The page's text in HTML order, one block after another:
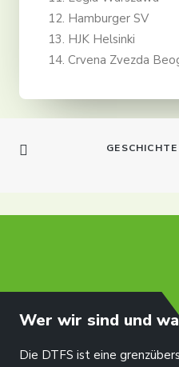
12. Hamburger SV
13. HJK Helsinki
14. Crvena Zvezda
Wer wir sind und
Die DTFS ist eine